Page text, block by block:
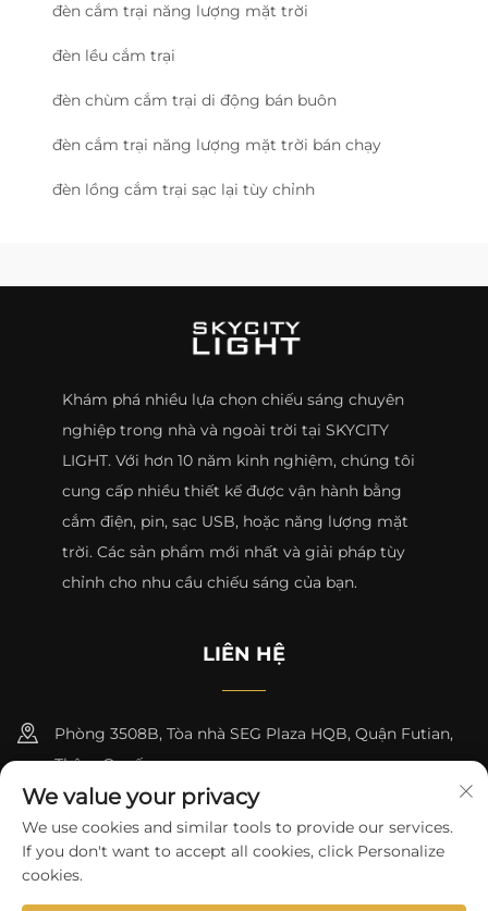
đèn cắm trại năng lượng mặt trời
đèn lều cắm trại
đèn chùm cắm trại di động bán buôn
đèn cắm trại năng lượng mặt trời bán chạy
đèn lồng cắm trại sạc lại tùy chỉnh
Khám phá nhiều lựa chọn chiếu sáng chuyên
nghiệp trong nhà và ngoài trời tại SKYCITY
LIGHT. Với hơn 10 năm kinh nghiệm, chúng tôi
cung cấp nhiều thiết kế được vận hành bằng
cắm điện, pin, sạc USB, hoặc năng lượng mặt
trời. Các sản phẩm mới nhất và giải pháp tùy
chỉnh cho nhu cầu chiếu sáng của bạn.
LIÊN HỆ
Phòng 3508B, Tòa nhà SEG Plaza HQB, Quận Futian,
Thâm Quyến
+8615817427232
[email protected]
We value your privacy
We use cookies and similar tools to provide our services.
If you don't want to accept all cookies, click Personalize
cookies.